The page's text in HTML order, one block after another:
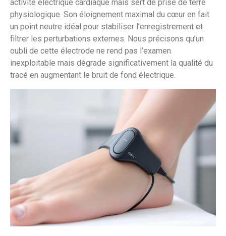
activité électrique cardiaque mais sert de prise de terre
physiologique. Son éloignement maximal du cœur en fait
un point neutre idéal pour stabiliser l’enregistrement et
filtrer les perturbations externes. Nous précisons qu’un
oubli de cette électrode ne rend pas l’examen
inexploitable mais dégrade significativement la qualité du
tracé en augmentant le bruit de fond électrique.